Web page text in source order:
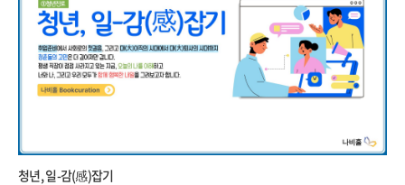
청년, 일-감(感)잡기